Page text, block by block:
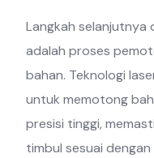
Langkah selanjutnya
adalah proses
bahan. Teknologi
untuk memotong
presisi tinggi,
timbul sesuai